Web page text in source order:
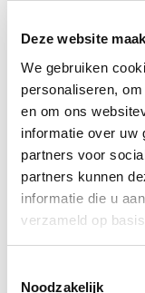
Deze website
We gebruiken
personaliseren,
en om ons
informatie over uw
partners voor
partners kunnen
informatie die u
verzameld op
Noodzakelijk